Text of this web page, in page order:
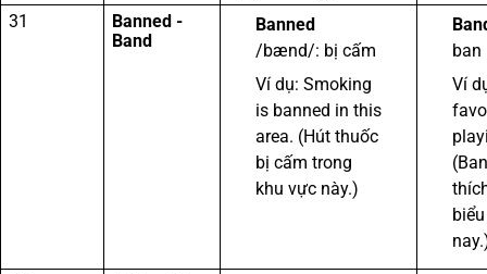
31
Banned -
Band
Banned
/bænd/: bị cấm
Ví dụ: Smoking
is banned in this
area. (Hút thuốc
bị cấm trong
khu vực này.)
ban
Ví